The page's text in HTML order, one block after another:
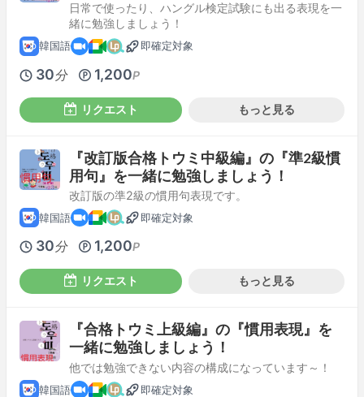
日常で使ったり、ハングル検定試験にも出る表現を一
緒に勉強しましょう！
韓国語 即確定対象
30分 1,200P
リクエスト もっと見る
『改訂版合格トウミ中級編』の『準2級慣
用句』を一緒に勉強しましょう！
改訂版の準2級の慣用句表現です。
韓国語 即確定対象
30分 1,200P
リクエスト もっと見る
『合格トウミ上級編』の『慣用表現』を
一緒に勉強しましょう！
他では勉強できない内容の構成になっています～！
韓国語 即確定対象